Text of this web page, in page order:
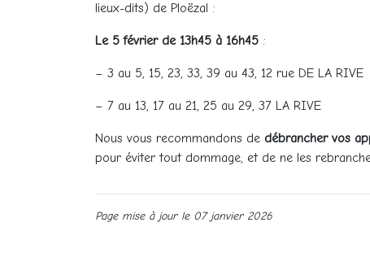
lieux-dits) de Ploëzal :
Le 5 février de 13h45 à 16h45 :
– 3 au 5, 15, 23, 33, 39 au 43, 12 rue DE LA RIVE
– 7 au 13, 17 au 21, 25 au 29, 37 LA RIVE
Nous vous recommandons de débrancher vos
pour éviter tout dommage, et de ne les
Page mise à jour le 07 janvier 2026